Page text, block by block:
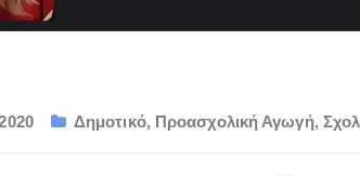
Δημοτικό, Προασχολική Αγωγή,